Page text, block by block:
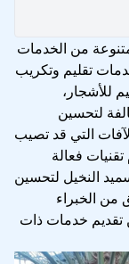
من الخدمات
تقليم وتكريب
للأشجار،
لتحسين
التي قد تصيب
فعالة
النخيل لتحسين
من الخبراء
تقديم خدمات ذات